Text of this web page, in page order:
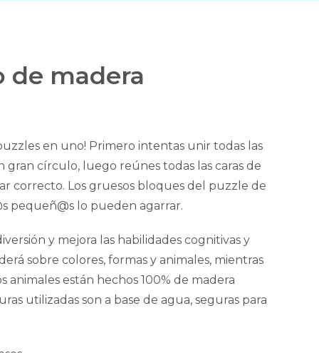
de madera
en uno! Primero intentas unir todas las
gran círculo, luego reúnes todas las caras de
correcto. Los gruesos bloques del puzzle de
pequeñ@s lo pueden agarrar.
y mejora las habilidades cognitivas y
sobre colores, formas y animales, mientras
animales están hechos 100% de madera
utilizadas son a base de agua, seguras para